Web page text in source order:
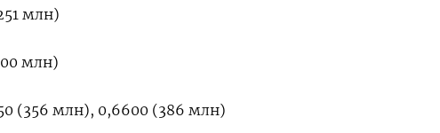
млн)
млн)
(356 млн), 0,6600 (386 млн)